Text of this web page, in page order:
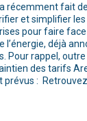
récemment fait
et simplifier
pour faire face
l’énergie, déjà
Pour rappel, outre
des tarifs
prévus :